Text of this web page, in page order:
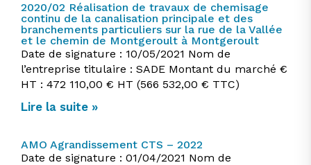
2020/02 Réalisation de travaux de chemisage
continu de la canalisation principale et des
branchements particuliers sur la rue de la Vallée
et le chemin de Montgeroult à Montgeroult
Date de signature : 10/05/2021 Nom de
l’entreprise titulaire : SADE Montant du marché €
HT : 472 110,00 € HT (566 532,00 € TTC)
Lire la suite »
AMO Agrandissement CTS – 2022
Date de signature : 01/04/2021 Nom de